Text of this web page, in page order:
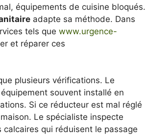
équipements de cuisine bloqués.
adapte sa méthode. Dans
tels que www.urgence-
et réparer ces
plusieurs vérifications. Le
souvent installé en
Si ce réducteur est mal réglé
Le spécialiste inspecte
qui réduisent le passage